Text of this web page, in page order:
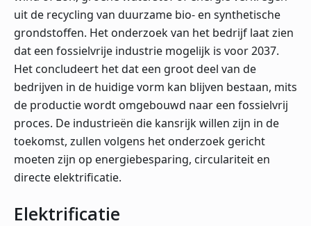
uit de recycling van duurzame bio- en synthetische
grondstoffen. Het onderzoek van het bedrijf laat zien
dat een fossielvrije industrie mogelijk is voor 2037.
Het concludeert het dat een groot deel van de
bedrijven in de huidige vorm kan blijven bestaan, mits
de productie wordt omgebouwd naar een fossielvrij
proces. De industrieën die kansrijk willen zijn in de
toekomst, zullen volgens het onderzoek gericht
moeten zijn op energiebesparing, circulariteit en
directe elektrificatie.
Elektrificatie